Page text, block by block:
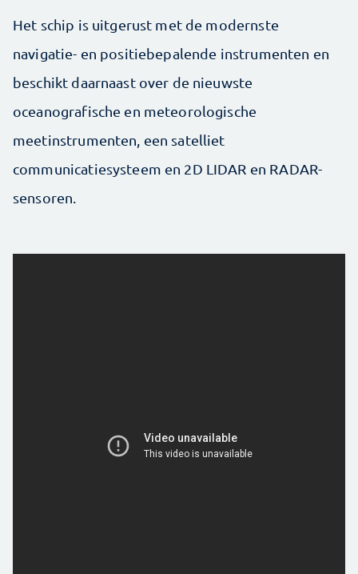
Het schip is uitgerust met de modernste
navigatie- en positiebepalende instrumenten en
beschikt daarnaast over de nieuwste
oceanografische en meteorologische
meetinstrumenten, een satelliet
communicatiesysteem en 2D LIDAR en RADAR-
sensoren.